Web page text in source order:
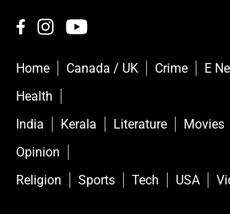
Home Canada / UK Crime E
Health
India
Kerala Literature Movies
Opinion
Religion
Sports Tech USA